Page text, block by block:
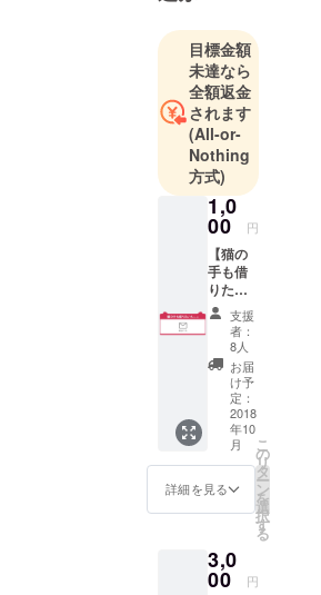
目標金額
未達なら
全額返金
されます
(All-or-
Nothing
方式)
1,0
00 円
【猫の
手も借
りたいA
コー
ス】 ・
お礼
メール
支援
者：
8人
お届
け予
定：
2018
年10
月
詳細を見る
こ
の
リ
タ
ー
ン
を
選
択
す
る
3,0
00 円